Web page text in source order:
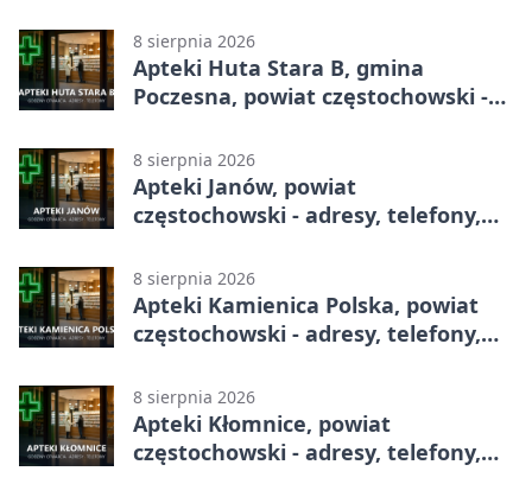
8 sierpnia 2026
Apteki Huta Stara B, gmina
Poczesna, powiat częstochowski -
8 sierpnia 2026
Apteki Janów, powiat
częstochowski - adresy, telefony,
8 sierpnia 2026
Apteki Kamienica Polska, powiat
częstochowski - adresy, telefony,
8 sierpnia 2026
Apteki Kłomnice, powiat
częstochowski - adresy, telefony,